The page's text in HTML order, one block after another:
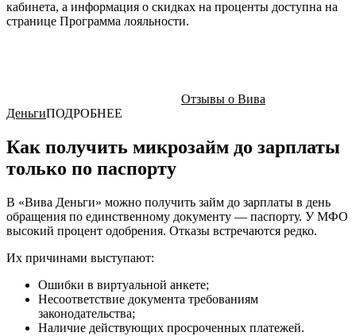
кабинета, а информация о скидках на проценты доступна на
странице Программа лояльности.
Отзывы о Вива
ДеньгиПОДРОБНЕЕ
Как получить микрозайм до зарплаты
только по паспорту
В «Вива Деньги» можно получить займ до зарплаты в день
обращения по единственному документу — паспорту. У МФО
высокий процент одобрения. Отказы встречаются редко.
Их причинами выступают:
Ошибки в виртуальной анкете;
Несоответствие документа требованиям
законодательства;
Наличие действующих просроченных платежей.